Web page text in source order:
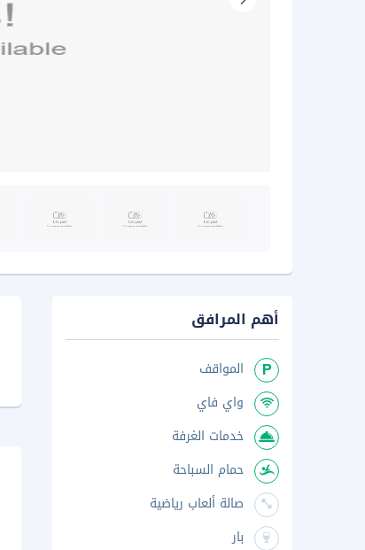
أهم المرافق
المواقف
واي فاي
خدمات الغرفة
حمام السباحة
صالة ألعاب رياضية
بار